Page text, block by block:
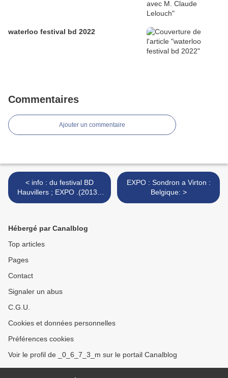
waterloo festival bd 2022
Commentaires
Ajouter un commentaire
< info : du festival BD
Hauvillers ; EXPO .(2013 )
france
EXPO : Sondron a Virton :
Belgique: >
Hébergé par Canalblog
Top articles
Pages
Contact
Signaler un abus
C.G.U.
Cookies et données personnelles
Préférences cookies
Voir le profil de _0_6_7_3_m sur le portail Canalblog